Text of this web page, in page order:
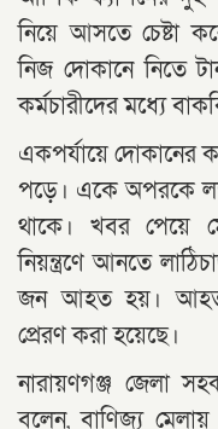
নিয়ে আসতে চেষ্টা
নিজ দোকানে নিতে
কর্মচারীদের মধ্যে
একপর্যায়ে দোকানের
পড়ে। একে অপরকে
থাকে। খবর পেয়ে
নিয়ন্ত্রণে আনতে
জন আহত হয়।
প্রেরণ করা হয়েছে।
নারায়ণগঞ্জ জেলা
বলেন, বাণিজ্য